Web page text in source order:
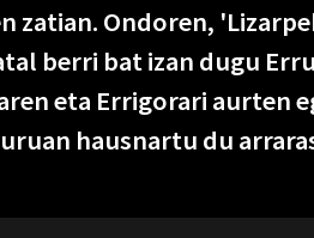
zatian. Ondoren,
berri bat izan dugu
eta Errigorari aurten
hausnartu du